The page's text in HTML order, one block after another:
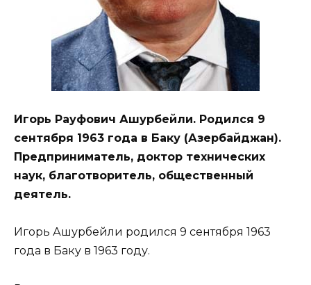
Игорь Рауфович Ашурбейли. Родился 9
сентября 1963 года в Баку (Азербайджан).
Предприниматель, доктор технических
наук, благотворитель, общественный
деятель.
Игорь Ашурбейли родился 9 сентября 1963
года в Баку в 1963 году.